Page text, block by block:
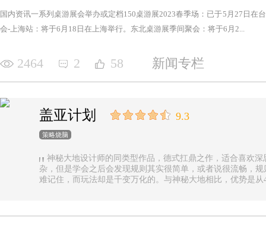
国内资讯一系列桌游展会举办或定档150桌游展2023春季场：已于5月27日在
会-上海站：将于6月18日在上海举行。东北桌游展季间聚会：将于6月2...
2464 2 58 新闻专栏
盖亚计划 9.3
策略烧脑
神秘大地设计师的同类型作品，德式扛鼎之作，适合喜欢
杂，但是学会之后会发现规则其实很简单，或者说很流畅，
难记住，而玩法却是千变万化的。与神秘大地相比，优势是